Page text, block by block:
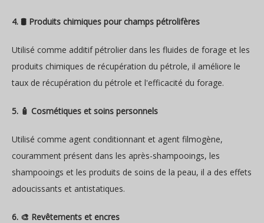
4. 🛢️ Produits chimiques pour champs pétrolifères
Utilisé comme additif pétrolier dans les fluides de forage et les
produits chimiques de récupération du pétrole, il améliore le
taux de récupération du pétrole et l'efficacité du forage.
5. 🧴 Cosmétiques et soins personnels
Utilisé comme agent conditionnant et agent filmogène,
couramment présent dans les après-shampooings, les
shampooings et les produits de soins de la peau, il a des effets
adoucissants et antistatiques.
6. 🎨 Revêtements et encres